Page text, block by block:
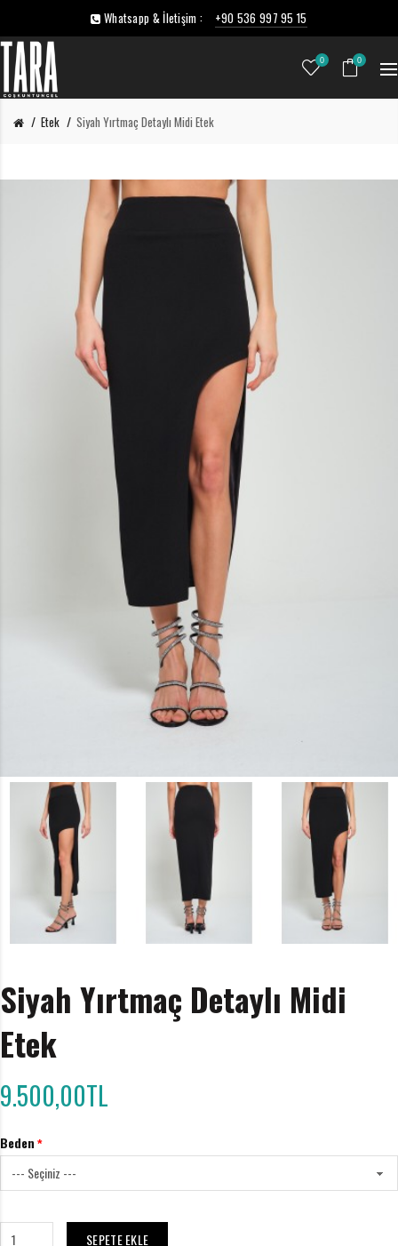
Whatsapp & İletişim : +90 536 997 95 15
0 0
Etek Siyah Yırtmaç Detaylı Midi Etek
Siyah Yırtmaç Detaylı Midi
Etek
9.500,00TL
Beden
SEPETE EKLE